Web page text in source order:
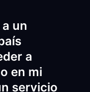
un
a
en mi
servicio